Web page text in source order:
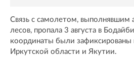
Связь с самолетом, выполнявшим
лесов, пропала 3 августа в
координаты были зафиксированы
Иркутской области и Якутии.